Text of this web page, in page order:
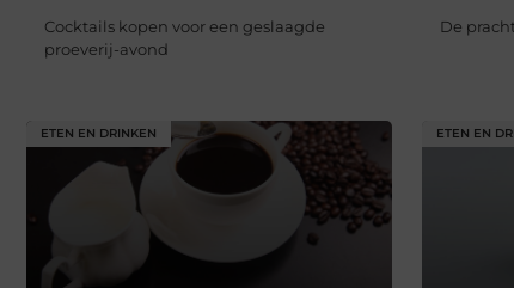
Cocktails kopen voor een geslaagde
proeverij-avond
De
ETEN EN DRINKEN ETEN EN